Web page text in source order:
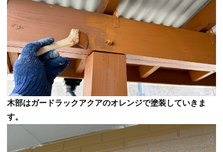
木部はガードラックアクアのオレンジで塗装していきま
す。